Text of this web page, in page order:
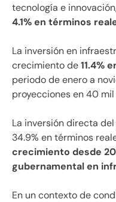
tecnología e
4.1% en términos
La inversión en
crecimiento de11.4%
periodo de enero a
proyecciones en 40
La inversión directa
34.9% en términos
crecimiento desde
gubernamental en
En un contexto de